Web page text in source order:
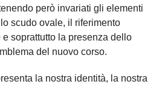
però invariati gli elementi
scudo ovale, il riferimento
soprattutto la presenza dello
del nuovo corso.
la nostra identità, la nostra